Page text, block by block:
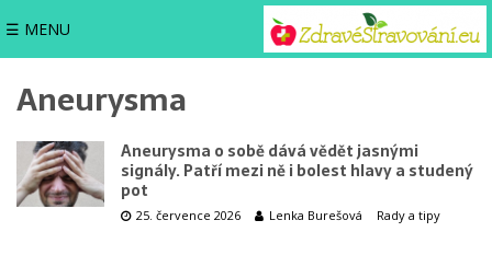
☰ MENU
Aneurysma
Aneurysma o sobě dává vědět jasnými
signály. Patří mezi ně i bolest hlavy a studený
pot
25. července 2026 Lenka Burešová Rady a tipy